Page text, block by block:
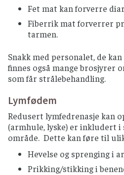
Fet mat kan forverre
Fiberrik mat forverrer
tarmen.
Snakk med personalet, de
finnes også mange brosjyrer
som får strålebehandling.
Lymfødem
Redusert lymfedrenasje kan
(armhule, lyske) er inkludert
område. Dette kan føre til
Hevelse og sprenging i
Prikking/stikking i